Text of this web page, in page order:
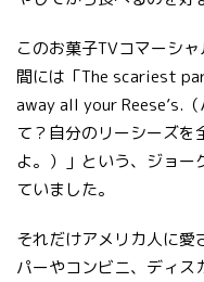
このお菓子TVコマーシ
間には「The scariest
away all your Reese’s.
て？自分のリーシーズ
よ。）」という、ジョ
ていました。
それだけアメリカ人に愛
パーやコンビニ、ディス